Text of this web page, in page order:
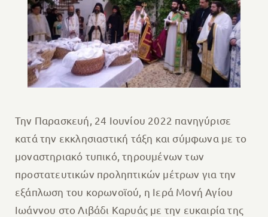
Την Παρασκευή, 24 Ιουνίου 2022 πανηγύρισε
κατά την εκκλησιαστική τάξη και σύμφωνα με το
μοναστηριακό τυπικό, τηρουμένων των
προστατευτικών προληπτικών μέτρων για την
εξάπλωση του κορωνοϊού, η Ιερά Μονή Αγίου
Ιωάννου στο Λιβάδι Καρυάς με την ευκαιρία της